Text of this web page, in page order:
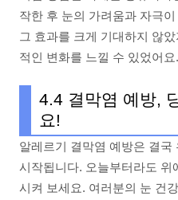
작한 후 눈의 가려움과 자극
그 효과를 크게 기대하지 않
적인 변화를 느낄 수 있었어요.
4.4 결막염 예방,
요!
알레르기 결막염 예방은 결국
시작됩니다. 오늘부터라도 위
시켜 보세요. 여러분의 눈 건